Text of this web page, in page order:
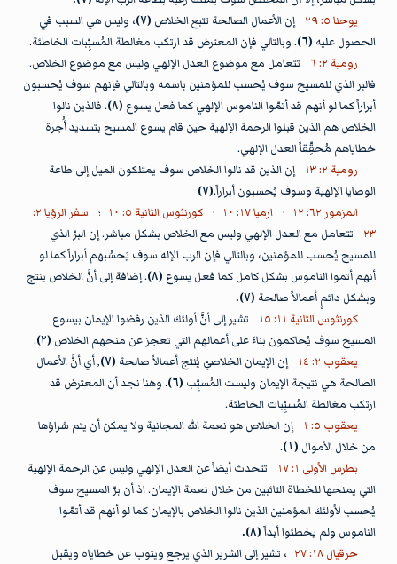
يوحنا ٥: ٢٩
إن الأعمال الصالحة تتبع الخلاص (٧)
، وليس هي السبب في
الحصول عليه (٦)
. وبالتالي فإن المعترض قد ارتكب مغالطة المُسبِّبات الخاطئة.
رومية ٢: ٦
تتعامل مع موضوع العدل الإلهي وليس مع موضوع الخلاص.
فالبر الذي للمسيح سوف يُحسب للمؤمنين باسمه وبالتالي فإنهم سوف يُحسبون
أبراراً كما لو أنهم قد أتمّوا الناموس الإلهي كما فعل يسوع (٨)
. فالذين نالوا
الخلاص هم الذين قبلوا الرحمة الإلهية حين قام يسوع المسيح بتسديد أُجرة
خطاياهم مُحقِّقاً العدل الإلهي.
رومية ٢: ١٣
إن الذين قد نالوا الخلاص سوف يمتلكون الميل إلى طاعة
الوصايا الإلهية وسوف يُحسبون أبراراً.(٧)
المزمور ٦٢: ١٢
؛ ارميا ١٧: ١٠ ؛ كورنثوس الثانية ٥: ١٠ ؛
سفر الرؤيا ٢:
٢٣
تتعامل مع العدل الإلهي وليس مع الخلاص بشكل مباشر. إن البرّ الذي
للمسيح يُحسب للمؤمنين، وبالتالي فإن الرب الإله سوف يَحسُبهم أبراراً كما لو
أنهم أتموا الناموس بشكل كامل كما فعل يسوع (٨)
. إضافة إلى أنَّ الخلاص ينتج
وبشكل دائمٍ أعمالاً صالحة (٧).
كورنثوس الثانية ١١: ١٥
تشير إلى أنَّ أولئك الذين رفضوا الإيمان بيسوع
المسيح سوف يُحاكمون بناءً على أعمالهم التي تعجز عن منحهم الخلاص (٢)
.
يعقوب ٢: ١٤
إن الإيمان الخلاصيّ يُنتج أعمالاً صالحة (٧)
, أي أنَّ الأعمال
الصالحة هي نتيجة الإيمان وليست المُسبِّب (٦)
. وهنا نجد أن المعترض قد
ارتكب مغالطة المُسبِّبات الخاطئة.
يعقوب ٥: ١
إن الخلاص هو نعمة الله المجانية ولا يمكن أن يتم شراؤها
من خلال الأموال (١)
.
بطرس الأولى ١: ١٧
تتحدث أيضاً عن العدل الإلهي وليس عن الرحمة الإلهية
التي يمنحها للخطاة التائبين من خلال نعمة الإيمان. اذ أن برّ المسيح سوف
يُحسب لأولئك المؤمنين الذين نالوا الخلاص بالإيمان كما لو أنهم قد أتمّوا
الناموس ولم يخطئوا أبداً(٨).
حزقيال ١٨: ٢٧
، تشير إلى الشرير الذي يرجع ويتوب عن خطاياه ويقبل